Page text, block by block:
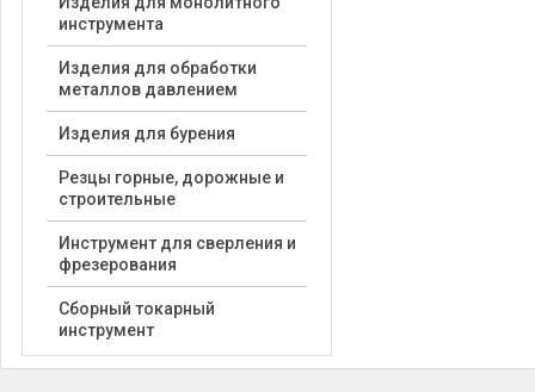
инструмента
Изделия для обработки
металлов давлением
Изделия для бурения
Резцы горные, дорожные и
строительные
Инструмент для сверления и
фрезерования
Сборный токарный
инструмент